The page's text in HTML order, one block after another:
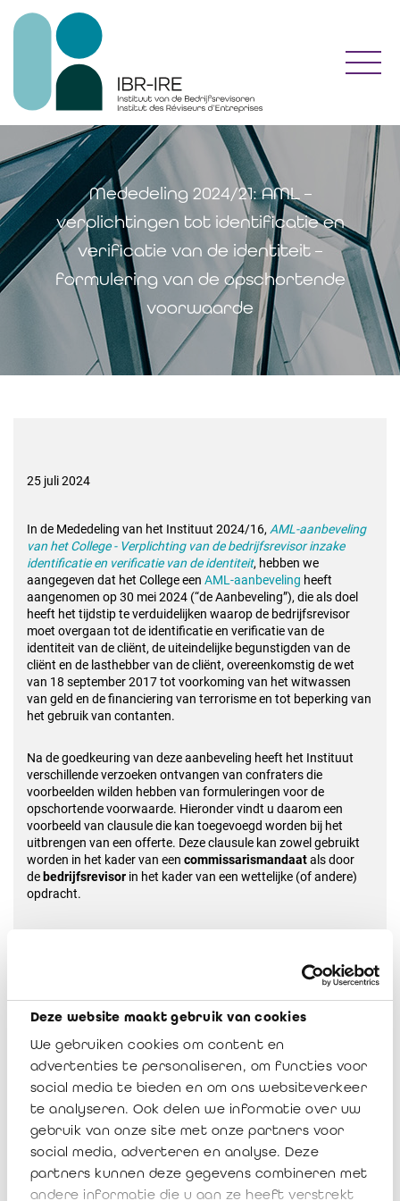
Deze website maakt gebruik van cookies
We gebruiken cookies om content en
advertenties te personaliseren, om functies voor
social media te bieden en om ons websiteverkeer
te analyseren. Ook delen we informatie over uw
gebruik van onze site met onze partners voor
social media, adverteren en analyse. Deze
partners kunnen deze gegevens combineren met
andere informatie die u aan ze heeft verstrekt
Mededeling 2024/21: AML –
verplichtingen tot identificatie en
verificatie van de identiteit –
formulering van de opschortende
voorwaarde
25 juli 2024
In de Mededeling van het Instituut 2024/16, AML-aanbeveling
van het College - Verplichting van debedrijfsrevisor inzake
identificatie en verificatie van de identiteit, hebben we
aangegeven dat het Collegeeen AML-aanbeveling heeft
aangenomen op 30 mei 2024 (“de Aanbeveling”), die als doel
heeft het tijdstipte verduidelijken waarop de bedrijfsrevisor
moet overgaan tot de identificatie en verificatie van de
identiteit van de cliënt, de uiteindelijke begunstigden van de
cliënt en de lasthebber van de cliënt, overeenkomstig de wet
van 18 september 2017 tot voorkoming van het witwassen
van geld en de financiering van terrorismeen tot beperking van
het gebruik van contanten.
Na de goedkeuring van deze aanbeveling heeft het Instituut
verschillende verzoeken ontvangen van confraters die
voorbeelden wilden hebben van formuleringen voor de
opschortende voorwaarde. Hierondervindt u daarom een
voorbeeld van clausule die kan toegevoegd worden bij het
uitbrengen van een offerte. Deze clausule kan zowel gebruikt
worden in het kader van een commissarismandaatals door
de bedrijfsrevisor in het kader van een wettelijke (of andere)
opdracht.
Aanbeveling er uitdrukkelijk in voorziet dat de identificatie- en
moeten afgerond zijn voordat een
opdrachtbrief wordt opgesteld.
“Deze offerte is opgemaakt onder de opschortende
voorwaarde van het succesvol uitvoeren van
onze verplichtingen inzake identificatie en verificatie van de
identiteit van de cliënt, de uiteindelijkebegunstigden van de
cliënt en de lasthebber van de cliënt in het kader van de wet
van 18 september 2017tot voorkoming van het witwassen
van geld en de financiering van terrorisme en tot beperking van
gebruik van contanten, evenals de andere voorafgaande
verplichtingen die rusten op